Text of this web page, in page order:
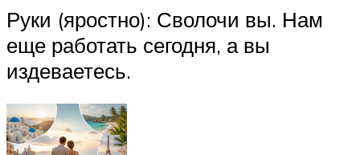
Руки (яростно): Сволочи вы. Нам
еще работать сегодня, а вы
издеваетесь.